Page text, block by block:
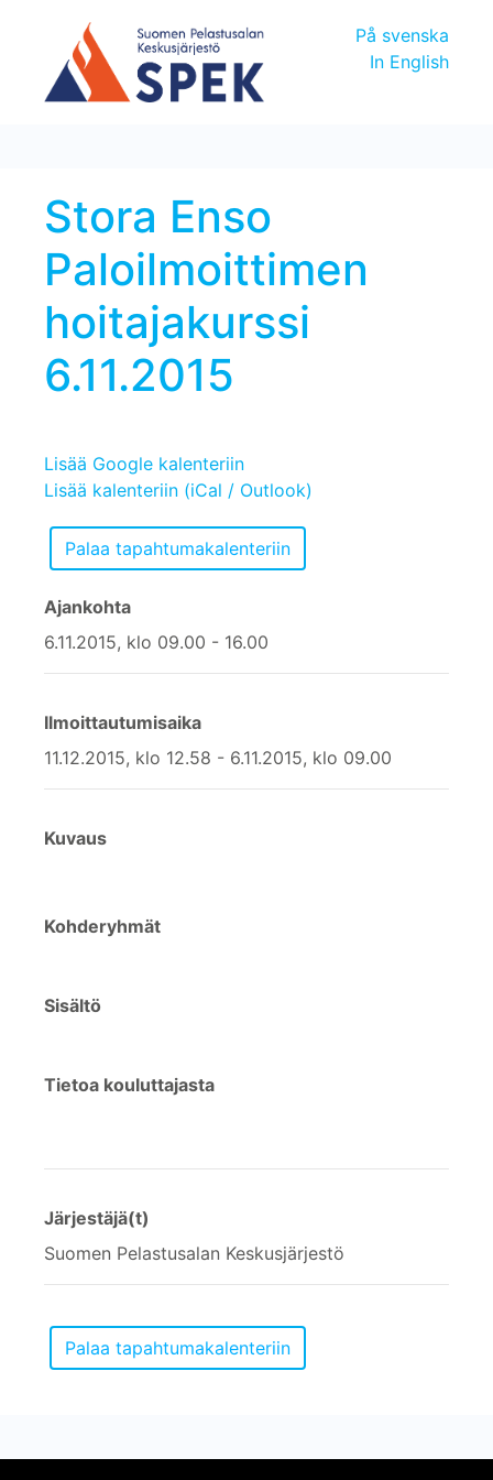
På svenska
In English
Stora Enso
Paloilmoittimen
hoitajakurssi
6.11.2015
Lisää Google kalenteriin
Lisää kalenteriin (iCal / Outlook)
Ajankohta
6.11.2015, klo 09.00 - 16.00
Ilmoittautumisaika
11.12.2015, klo 12.58 - 6.11.2015, klo 09.00
Kuvaus
Kohderyhmät
Sisältö
Tietoa kouluttajasta
Järjestäjä(t)
Suomen Pelastusalan Keskusjärjestö